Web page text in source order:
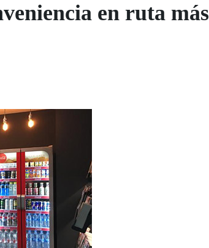
en ruta más